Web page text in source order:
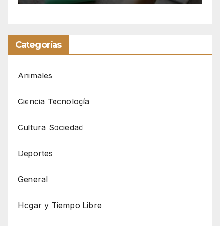
Categorías
Animales
Ciencia Tecnología
Cultura Sociedad
Deportes
General
Hogar y Tiempo Libre